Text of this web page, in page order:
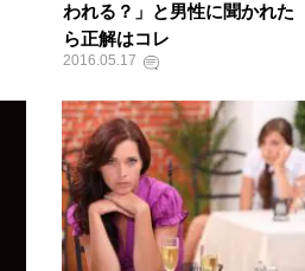
われる？」と男性に聞かれた
ら正解はコレ
2016.05.17